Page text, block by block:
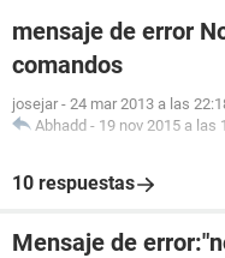
mensaje de error
comandos
josejar - 24 mar 2013 a las
Abhadd - 19 nov 2015 a las
10 respuestas
Mensaje de